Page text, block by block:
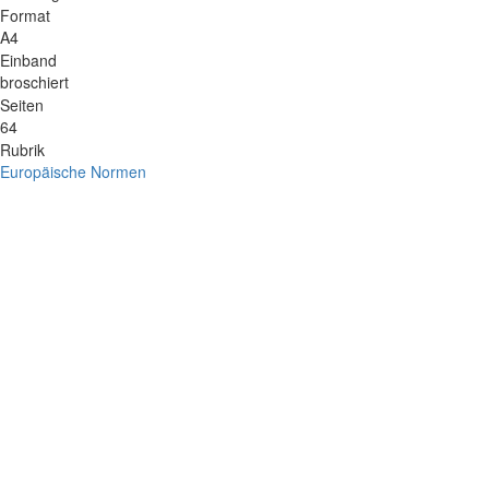
Format
A4
Einband
broschiert
Seiten
64
Rubrik
Europäische Normen